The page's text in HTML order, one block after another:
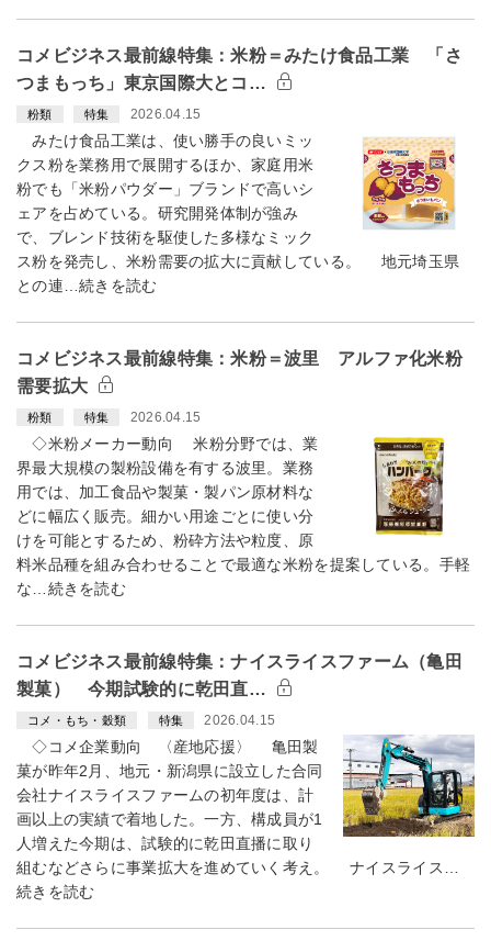
コメビジネス最前線特集：米粉＝みたけ食品工業 「さ
つまもっち」東京国際大とコ…
粉類 特集 2026.04.15
みたけ食品工業は、使い勝手の良いミッ
クス粉を業務用で展開するほか、家庭用米
粉でも「米粉パウダー」ブランドで高いシ
ェアを占めている。研究開発体制が強み
で、ブレンド技術を駆使した多様なミック
ス粉を発売し、米粉需要の拡大に貢献している。 地元埼玉県
との連…続きを読む
コメビジネス最前線特集：米粉＝波里 アルファ化米粉
需要拡大
粉類 特集 2026.04.15
◇米粉メーカー動向 米粉分野では、業
界最大規模の製粉設備を有する波里。業務
用では、加工食品や製菓・製パン原材料な
どに幅広く販売。細かい用途ごとに使い分
けを可能とするため、粉砕方法や粒度、原
料米品種を組み合わせることで最適な米粉を提案している。手軽
な…続きを読む
コメビジネス最前線特集：ナイスライスファーム（亀田
製菓） 今期試験的に乾田直…
コメ・もち・穀類 特集 2026.04.15
◇コメ企業動向 〈産地応援〉 亀田製
菓が昨年2月、地元・新潟県に設立した合同
会社ナイスライスファームの初年度は、計
画以上の実績で着地した。一方、構成員が1
人増えた今期は、試験的に乾田直播に取り
組むなどさらに事業拡大を進めていく考え。 ナイスライス…
続きを読む